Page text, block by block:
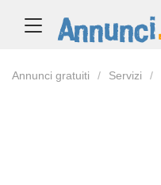
Annunci gratuiti Servizi